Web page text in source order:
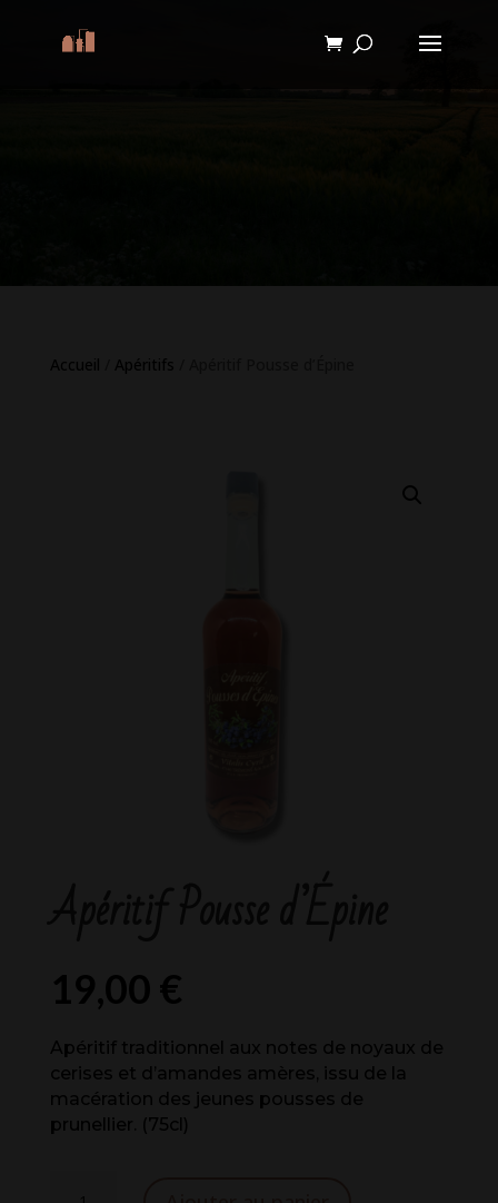
Accueil Apéritifs
19,00 €
Apéritif traditionnel aux notes de noyaux de
cerises et d’amandes amères, issu de la
macération des jeunes pousses de
prunellier. (75cl)